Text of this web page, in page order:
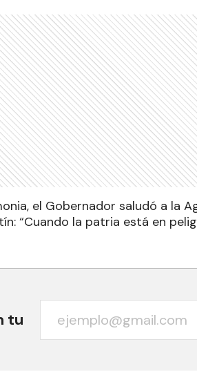
el Gobernador saludó a la
“Cuando la patria está en
tu